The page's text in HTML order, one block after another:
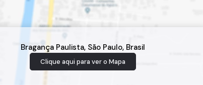
Bragança Paulista, São Paulo, Brasil
Clique aqui para ver o Mapa